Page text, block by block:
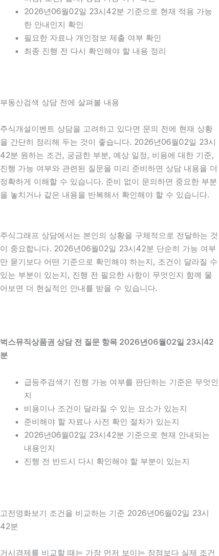
2026년06월02일 23시42분 기준으로 현재 적용 가능
한 안내인지 확인
필요한 자료나 개인정보 제출 여부 확인
최종 진행 전 다시 확인해야 할 내용 정리
부동산검색 상담 전에 살펴볼 내용
주식개설이벤트 상담을 고려하고 있다면 문의 전에 현재 상황
을 간단히 정리해 두는 것이 좋습니다. 2026년06월02일 23시
42분 원하는 조건, 궁금한 부분, 예상 일정, 비용에 대한 기준,
진행 가능 여부와 관련된 질문을 미리 준비하면 상담 내용을 더
정확하게 이해할 수 있습니다. 준비 없이 문의하면 중요한 부분
을 놓치거나 같은 내용을 반복해서 확인해야 할 수 있습니다.
주식그래프 상담에서는 본인의 상황을 구체적으로 전달하는 것
이 중요합니다. 2026년06월02일 23시42분 단순히 가능 여부
만 묻기보다 어떤 기준으로 확인해야 하는지, 조건이 달라질 수
있는 부분이 있는지, 진행 전 필요한 사항이 무엇인지 함께 물
어보면 더 현실적인 안내를 받을 수 있습니다.
벅스뮤직상품권 상담 전 질문 항목 2026년06월02일 23시42
분
급등주검색기 진행 가능 여부를 판단하는 기준은 무엇인
지
비용이나 조건이 달라질 수 있는 요소가 있는지
준비해야 할 자료나 사전 확인 절차가 있는지
2026년06월02일 23시42분 기준으로 현재 안내되는
내용인지
진행 전 반드시 다시 확인해야 할 부분이 있는지
고전영화보기 조건을 비교하는 기준 2026년06월02일 23시
42분
거시경제를 비교할 때는 가장 먼저 보이는 장점보다 실제 조건